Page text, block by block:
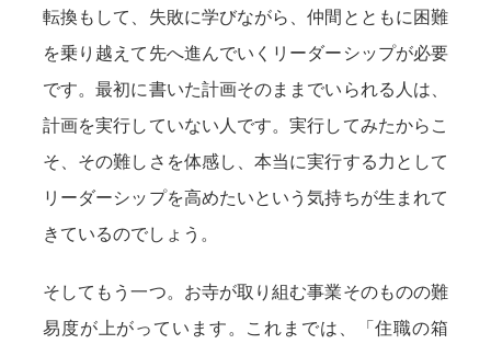
転換もして、失敗に学びながら、仲間とともに困難
を乗り越えて先へ進んでいくリーダーシップが必要
です。最初に書いた計画そのままでいられる人は、
計画を実行していない人です。実行してみたからこ
そ、その難しさを体感し、本当に実行する力として
リーダーシップを高めたいという気持ちが生まれて
きているのでしょう。
そしてもう一つ。お寺が取り組む事業そのものの難
易度が上がっています。これまでは、「住職の箱